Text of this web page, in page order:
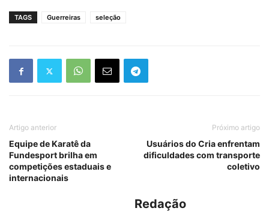
TAGS Guerreiras seleção
Artigo anterior
Equipe de Karatê da
Fundesport brilha em
competições estaduais e
internacionais
Próximo artigo
Usuários do Cria enfrentam
dificuldades com transporte
coletivo
Redação